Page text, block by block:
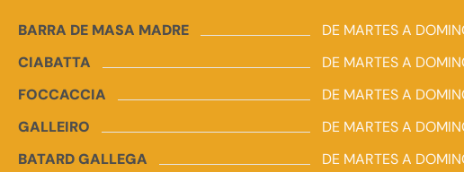
BARRA DE MASA MADRE
DE MARTES A
CIABATTA
DE MARTES A
FOCCACCIA
DE MARTES A
GALLEIRO
DE MARTES A
BATARD GALLEGA
DE MARTES A